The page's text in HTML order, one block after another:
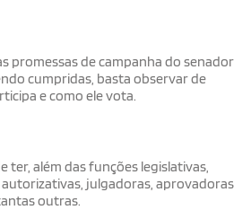
promessas de campanha do senador
cumpridas, basta observar de
e como ele vota.
ter, além das funções legislativas,
julgadoras, aprovadoras
outras.